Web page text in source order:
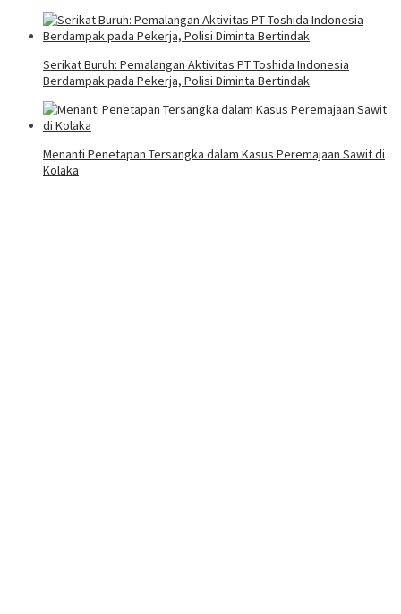
Serikat Buruh: Pemalangan Aktivitas PT Toshida Indonesia
Berdampak pada Pekerja, Polisi Diminta Bertindak
Menanti Penetapan Tersangka dalam Kasus Peremajaan Sawit di
Kolaka